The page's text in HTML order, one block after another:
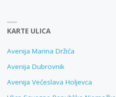
KARTE ULICA
Avenija Marina Držića
Avenija Dubrovnik
Avenija Većeslava Holjevca